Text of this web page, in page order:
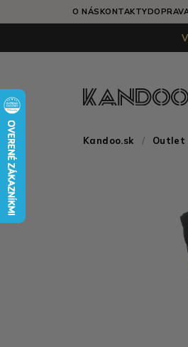
O NÁSKONTAKTY
Kandoo.sk Outlet